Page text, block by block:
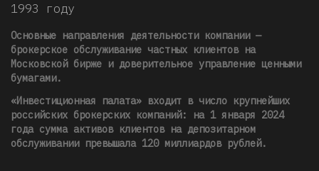
1993 году
Основные направления деятельности компании —
брокерское обслуживание частных клиентов на
Московской бирже и доверительное управление ценными
бумагами.
«Инвестиционная палата» входит в число крупнейших
российских брокерских компаний: на 1 января 2024
года сумма активов клиентов на депозитарном
обслуживании превышала 120 миллиардов рублей.